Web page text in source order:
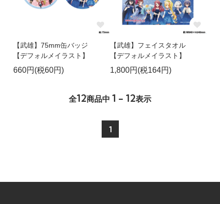
【武雄】75mm缶バッジ
【デフォルメイラスト】
660円(税60円)
【武雄】フェイスタオル
【デフォルメイラスト】
1,800円(税164円)
全12商品中 1 - 12表示
1